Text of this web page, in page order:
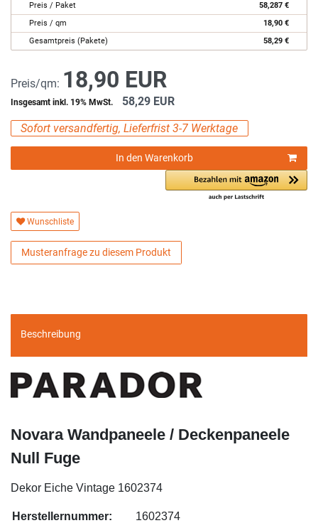
Preis / Paket
58,287 €
Preis / qm
18,90 €
Gesamtpreis (Pakete)
58,29 €
Preis/qm: 18,90 EUR
Insgesamt inkl. 19% MwSt. 58,29 EUR
Sofort versandfertig, Lieferfrist 3-7 Werktage
In den Warenkorb
Wunschliste
Musteranfrage zu diesem Produkt
Beschreibung
Novara Wandpaneele / Deckenpaneele
Null Fuge
Dekor Eiche Vintage 1602374
Herstellernummer:
1602374